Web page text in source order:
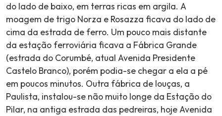
do lado de baixo, em terras ricas em argila. A
moagem de trigo Norza e Rosazza ficava do lado de
cima da estrada de ferro. Um pouco mais distante
da estação ferroviária ficava a Fábrica Grande
(estrada do Corumbé, atual Avenida Presidente
Castelo Branco), porém podia-se chegar a ela a pé
em poucos minutos. Outra fábrica de louças, a
Paulista, instalou-se não muito longe da Estação do
Pilar, na antiga estrada das pedreiras, hoje Avenida